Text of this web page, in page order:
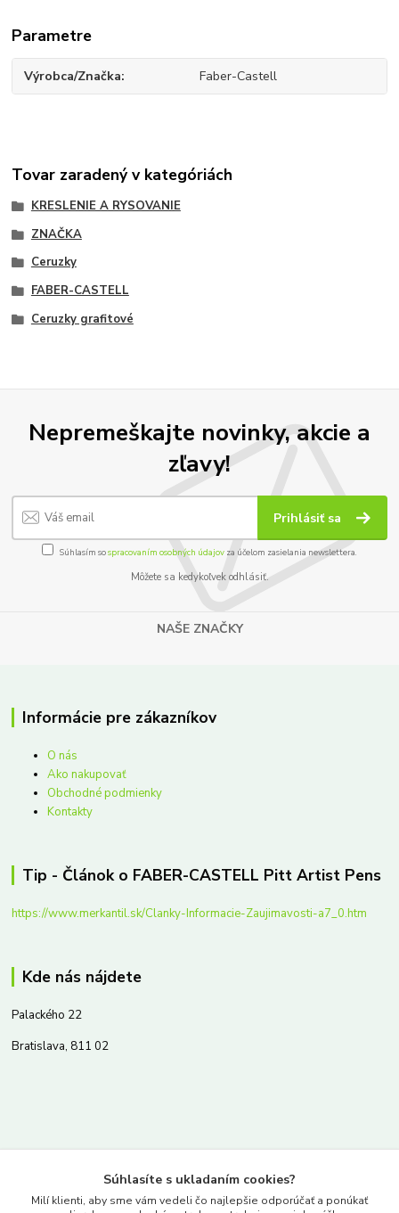
Parametre
Výrobca/Značka Faber-Castell
Tovar zaradený v kategóriách
KRESLENIE A RYSOVANIE
ZNAČKA
Ceruzky
FABER-CASTELL
Ceruzky grafitové
Nepremeškajte novinky, akcie a
zľavy!
Prihlásiť sa
Súhlasím sospracovaním osobných údajov za účelom zasielania newslettera.
Môžete sa kedykoľvek odhlásiť.
NAŠE ZNAČKY
Informácie pre zákazníkov
O nás
Ako nakupovať
Obchodné podmienky
Kontakty
Tip - Článok o FABER-CASTELL Pitt Artist Pens
https://www.merkantil.sk/Clanky-Informacie-Zaujimavosti-a7_0.htm
Kde nás nájdete
Palackého 22
Bratislava, 811 02
www.merkantil.sk
Súhlasíte s ukladaním cookies?
Milí klienti, aby sme vám vedeli čo najlepšie odporúčať a ponúkať